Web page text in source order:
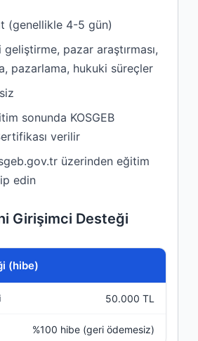
(genellikle 4-5 gün)
geliştirme, pazar araştırması,
pazarlama, hukuki süreçler
sonunda KOSGEB
verilir
üzerinden eğitim
edin
Girişimci Desteği
(hibe)
50.000 TL
%100 hibe (geri ödemesiz)